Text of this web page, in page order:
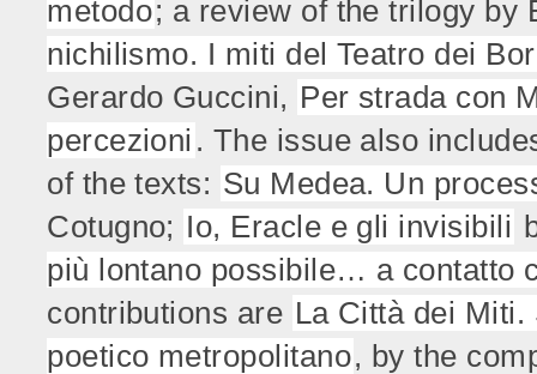
metodo; a review of the trilogy
nichilismo. I miti del Teatro dei
Gerardo Guccini, Per strada con
percezioni . The issue also
of the texts: Su Medea. Un
Cotugno; Io, Eracle e gli invisibili
più lontano possibile… a contatto
contributions are La Città dei
poetico metropolitano, by the